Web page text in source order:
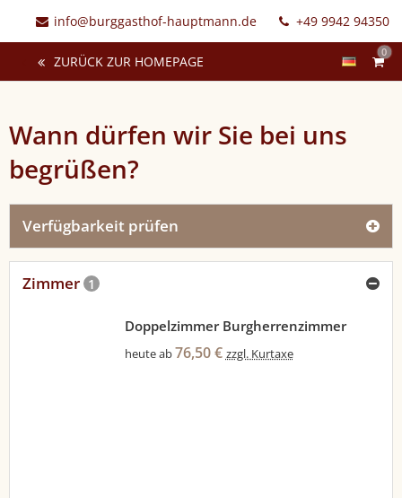
info@burggasthof-hauptmann.de +49 9942 94350
0
ZURÜCK ZUR HOMEPAGE
Wann dürfen wir Sie bei uns
begrüßen?
Verfügbarkeit prüfen
Zimmer 1
Doppelzimmer Burgherrenzimmer
heute ab76,50 € zzgl. Kurtaxe